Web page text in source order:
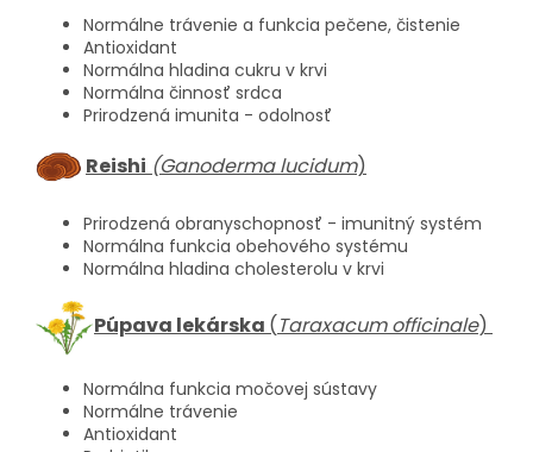
Normálne trávenie a funkcia pečene, čistenie
Antioxidant
Normálna hladina cukru v krvi
Normálna činnosť srdca
Prirodzená imunita - odolnosť
Reishi (Ganoderma lucidum)
Prirodzená obranyschopnosť - imunitný systém
Normálna funkcia obehového systému
Normálna hladina cholesterolu v krvi
Púpava lekárska (Tara­xacum officinale)
Normálna funkcia močovej sústavy
Normálne trávenie
Antioxidant